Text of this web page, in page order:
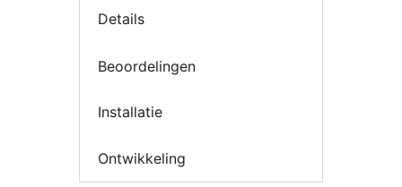
Details
Beoordelingen
Installatie
Ontwikkeling